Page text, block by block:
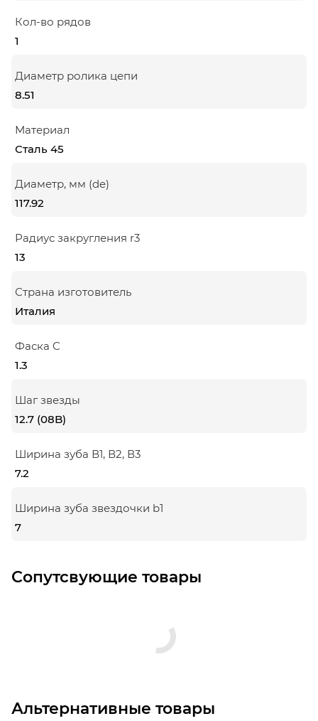
Кол-во рядов
1
Диаметр ролика цепи
8.51
Материал
Сталь 45
Диаметр, мм (de)
117.92
Радиус закругления r3
13
Страна изготовитель
Италия
Фаска C
1.3
Шаг звезды
12.7 (08B)
Ширина зуба В1, В2, В3
7.2
Ширина зуба звездочки b1
7
Сопутсвующие товары
Альтернативные товары